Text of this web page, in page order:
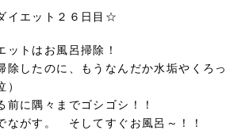
イエット２６日目☆
ットはお風呂掃除！
除したのに、もうなんだか水垢やくろっ
）
前に隅々までゴシゴシ！！
ながす。 そしてすぐお風呂～！！